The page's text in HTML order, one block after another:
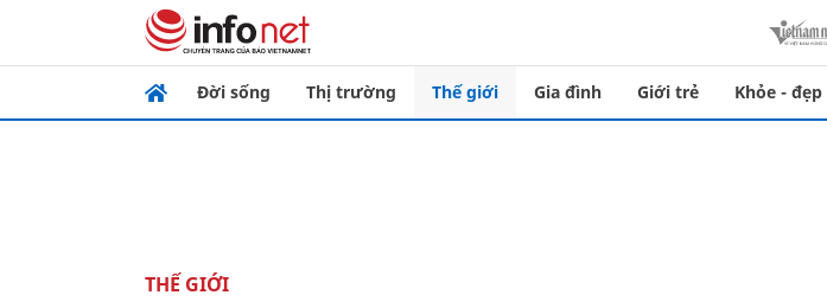
Đời sống Thị trường Thế giới Gia đình Giới trẻ Khỏe - đẹp
THẾ GIỚI